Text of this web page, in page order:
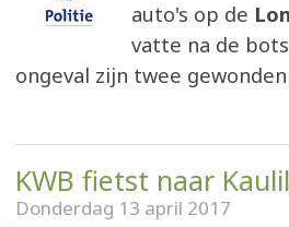
auto's op de
vatte na de
ongeval zijn twee
KWB fietst naar
Donderdag 13 april 2017